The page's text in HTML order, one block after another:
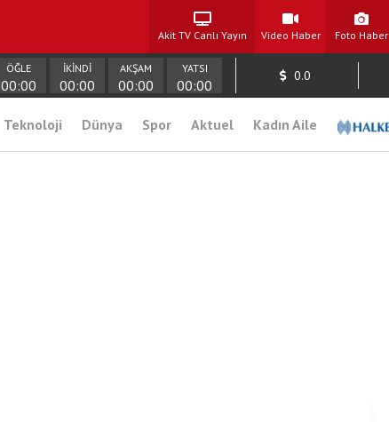
Akit TV Canlı Yayın Video Haber Foto Haber
ÖĞLE
00:00
İKİNDİ
00:00
AKŞAM
00:00
YATSI
00:00
0.0
Teknoloji Dünya Spor Aktuel Kadın Aile